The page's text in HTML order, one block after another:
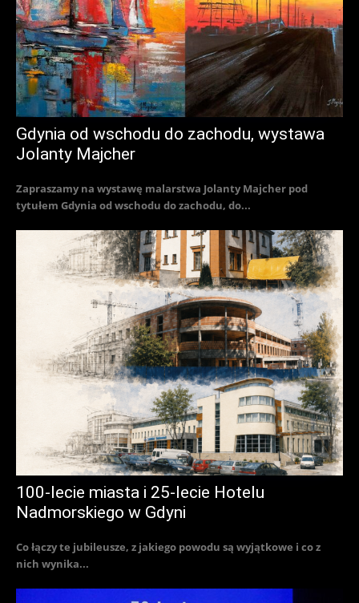
Gdynia od wschodu do zachodu, wystawa
Jolanty Majcher
Zapraszamy na wystawę malarstwa Jolanty Majcher pod
tytułem Gdynia od wschodu do zachodu, do...
100-lecie miasta i 25-lecie Hotelu
Nadmorskiego w Gdyni
Co łączy te jubileusze, z jakiego powodu są wyjątkowe i co z
nich wynika...